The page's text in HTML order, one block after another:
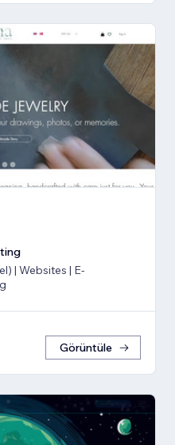
| Websites | E-
Görüntüle